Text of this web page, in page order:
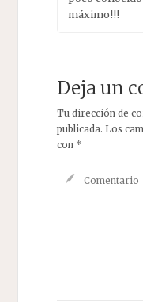
máximo!!!
Deja un
Tu dirección de
publicada. Los
con *